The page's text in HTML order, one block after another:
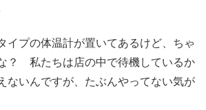
プの体温計が置いてあるけど、ちゃ
？ 私たちは店の中で待機しているか
ないんですが、たぶんやってない気が